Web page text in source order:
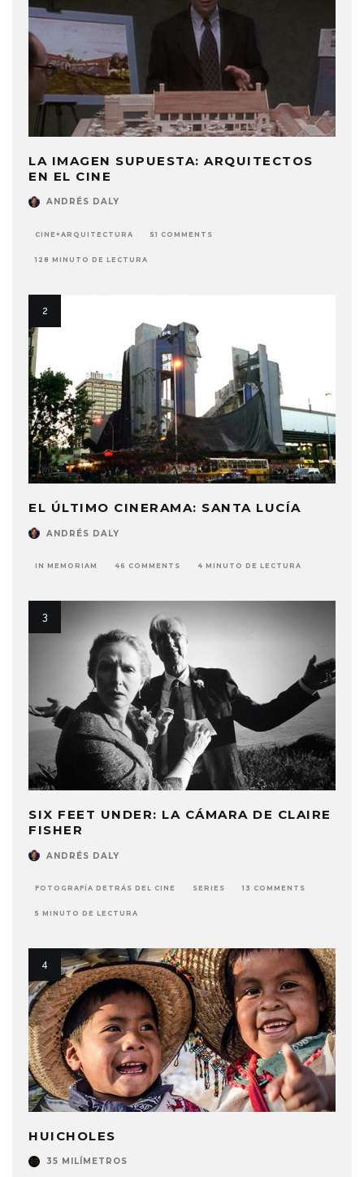
LA IMAGEN SUPUESTA: ARQUITECTOS
EN EL CINE
ANDRÉS DALY
CINE+ARQUITECTURA 51 COMMENTS
128 MINUTO DE LECTURA
EL ÚLTIMO CINERAMA: SANTA LUCÍA
ANDRÉS DALY
IN MEMORIAM 46 COMMENTS 4 MINUTO DE LECTURA
SIX FEET UNDER: LA CÁMARA DE CLAIRE
FISHER
ANDRÉS DALY
FOTOGRAFÍA DETRÁS DEL CINE SERIES 13 COMMENTS
5 MINUTO DE LECTURA
HUICHOLES
35 MILÍMETROS